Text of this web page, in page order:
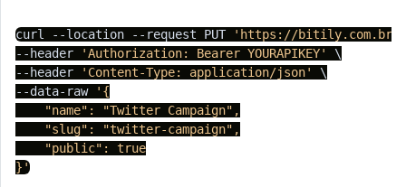
curl --location --request PUT
'https://bitily.com.br/
--header
'Authorization: Bearer YOURAPIKEY'
\
--header
'Content-Type: application/json'
\
--data-raw
'{
    "name": "Twitter Campaign",
    "slug": "twitter-campaign",
    "public": true
}'